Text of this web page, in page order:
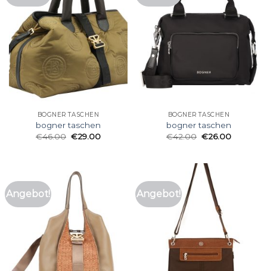
BOGNER TASCHEN
bogner taschen
€46.00 €29.00
BOGNER TASCHEN
bogner taschen
€42.00 €26.00
Angebot! Angebot!